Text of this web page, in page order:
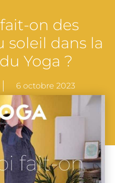
on des
soleil dans la
Yoga ?
6 octobre 2023